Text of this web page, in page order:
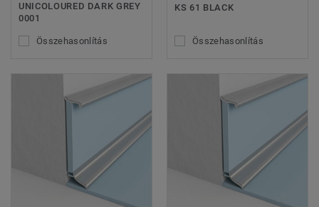
UNICOLOURED DARK GREY
0001
Összehasonlítás
KS 61 BLACK
Összehasonlítás